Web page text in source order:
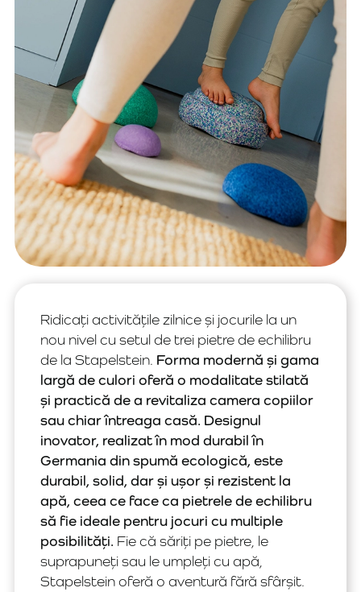
Ridicați activitățile zilnice și jocurile la un
nou nivel cu setul de trei pietre de echilibru
de la Stapelstein. Forma modernă și gama
largă de culori oferă o modalitate stilată
și practică de a revitaliza camera copiilor
sau chiar întreaga casă. Designul
inovator, realizat în mod durabil în
Germania din spumă ecologică, este
durabil, solid, dar și ușor și rezistent la
apă, ceea ce face ca pietrele de echilibru
să fie ideale pentru jocuri cu multiple
posibilități. Fie că săriți pe pietre, le
suprapuneți sau le umpleți cu apă,
Stapelstein oferă o aventură fără sfârșit.